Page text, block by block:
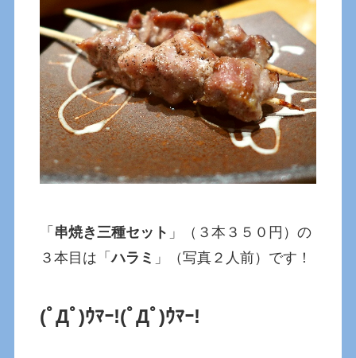
「 串焼き三種セット 」（３本３５０円）の
３本目は「ハラミ 」（写真２人前）です！
(ﾟДﾟ)ｳﾏｰ!(ﾟДﾟ)ｳﾏｰ!